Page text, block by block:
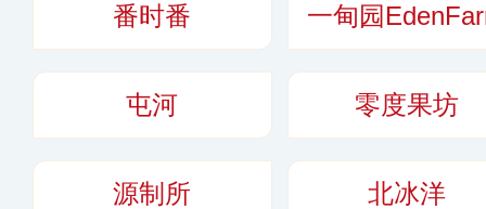
番时番 一甸园
屯河 零度果坊
源制所 北冰洋